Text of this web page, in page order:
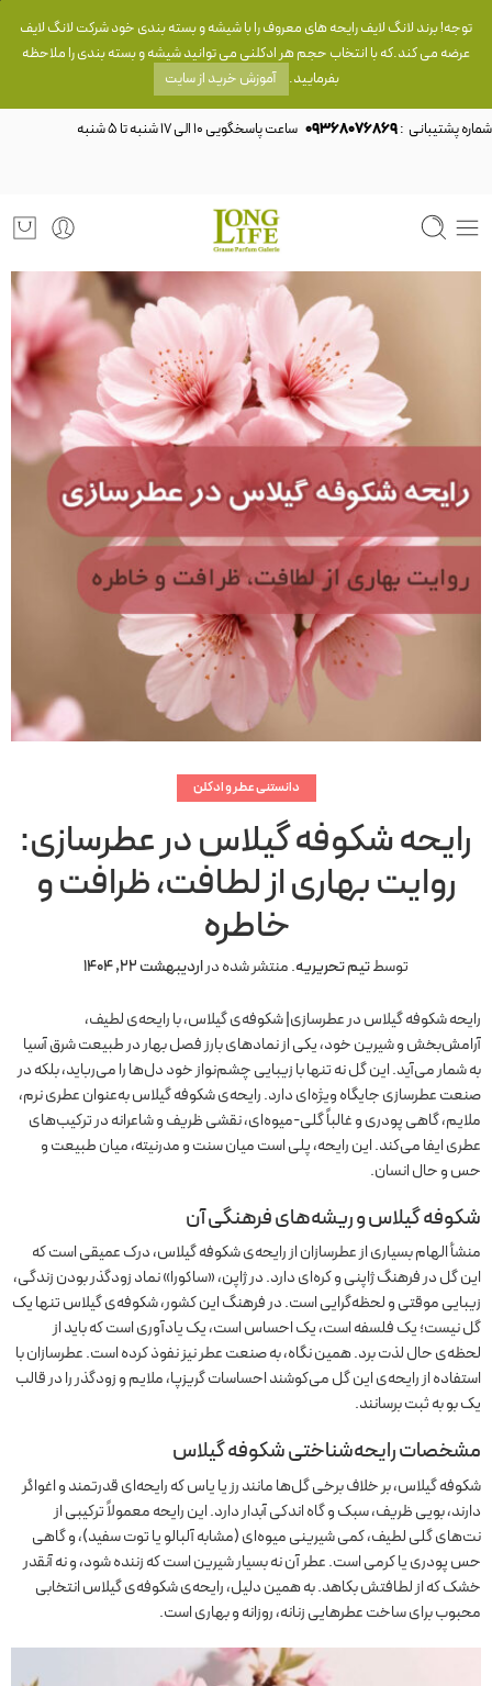
توجه! برند لانگ لایف رایحه های معروف را با شیشه و بسته بندی خود شرکت لانگ لایف
عرضه می کند.که با انتخاب حجم هر ادکلنی می توانید شیشه و بسته بندی را ملاحظه
بفرمایید. آموزش خرید از سایت
شماره پشتیبانی :09368076869
دانستنی عطر و ادکلن
رایحه شکوفه گیلاس در عطرسازی:
روایت بهاری از لطافت، ظرافت و
خاطره
توسطتیم تحریریه.منتشر شده دراردیبهشت 22, 1404
رایحه شکوفه گیلاس در عطرسازی| شکوفه‌ی گیلاس، با رایحه‌ی لطیف،
آرامش‌بخش و شیرین خود، یکی از نمادهای بارز فصل بهار در طبیعت شرق آسیا
به شمار می‌آید. این گل نه تنها با زیبایی چشم‌نواز خود دل‌ها را می‌رباید، بلکه در
صنعت عطرسازی جایگاه ویژه‌ای دارد. رایحه‌ی شکوفه گیلاس به‌عنوان عطری نرم،
ملایم، گاهی پودری و غالباً گلی-میوه‌ای، نقشی ظریف و شاعرانه در ترکیب‌های
عطری ایفا می‌کند. این رایحه، پلی است میان سنت و مدرنیته، میان طبیعت و
حس و حال انسان.
شکوفه گیلاس و ریشه‌های فرهنگی آن
منشأ الهام بسیاری از عطرسازان از رایحه‌ی شکوفه گیلاس، درک عمیقی است که
این گل در فرهنگ ژاپنی و کره‌ای دارد. در ژاپن، «ساکورا» نماد زودگذر بودن زندگی،
زیبایی موقتی و لحظه‌گرایی است. در فرهنگ این کشور، شکوفه‌ی گیلاس تنها یک
گل نیست؛ یک فلسفه است، یک احساس است، یک یادآوری است که باید از
لحظه‌ی حال لذت برد. همین نگاه، به صنعت عطر نیز نفوذ کرده است. عطرسازان با
استفاده از رایحه‌ی این گل می‌کوشند احساسات گریزپا، ملایم و زودگذر را در قالب
یک بو به ثبت برسانند.
مشخصات رایحه‌شناختی شکوفه گیلاس
شکوفه گیلاس، بر خلاف برخی گل‌ها مانند رز یا یاس که رایحه‌ای قدرتمند و اغواگر
دارند، بویی ظریف، سبک و گاه اندکی آبدار دارد. این رایحه معمولاً ترکیبی از
نت‌های گلی لطیف، کمی شیرینی میوه‌ای (مشابه آلبالو یا توت سفید)، و گاهی
حس پودری یا کرمی است. عطر آن نه بسیار شیرین است که زننده شود، و نه آنقدر
خشک که از لطافتش بکاهد. به همین دلیل، رایحه‌ی شکوفه‌ی گیلاس انتخابی
محبوب برای ساخت عطرهایی زنانه، روزانه و بهاری است.